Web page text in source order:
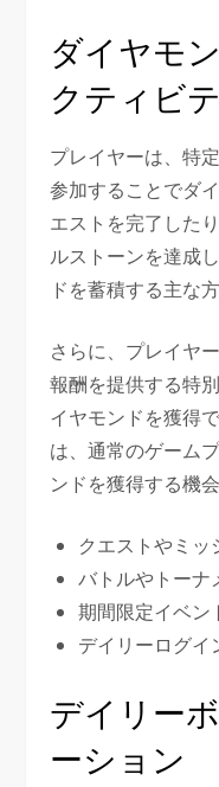
ダイヤモ
クティビ
プレイヤーは、特
参加することでダ
エストを完了した
ルストーンを達成
ドを蓄積する主な
さらに、プレイヤ
報酬を提供する特
イヤモンドを獲得
は、通常のゲーム
ンドを獲得する機
クエストやミッ
バトルやトーナ
期間限定イベン
デイリーログイ
デイリー
ーション